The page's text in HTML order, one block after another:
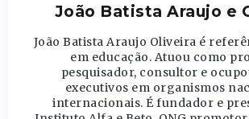
João Batista Araujo e
João Batista Araujo Oliveira é
em educação. Atuou como
pesquisador, consultor e
executivos em organismos
internacionais. É fundador e